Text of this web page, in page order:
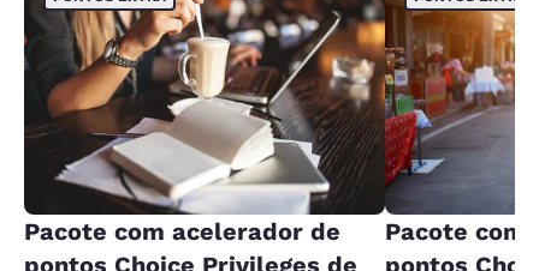
Pacote com acelerador de
Pacote com